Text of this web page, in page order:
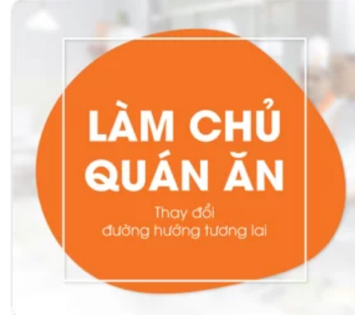
Master Class
Bếp Gia Đình
Học Nấu Ăn Mở Quán
Chuyên Đề Bếp Nóng
Khởi Sự Kinh Doanh Ngành F&B
Khởi Sự Kinh Doanh Nhà Hàng
Bí Quyết Kinh Doanh và Vận Hành Mô Hình Ẩm
Video Dạy Nấu Ăn
Pha Chế
Nghiệp Vụ Bar Trưởng
Nghiệp Vụ Bartender Chuyên Nghiệp
Nghiệp Vụ Barista Chuyên Nghiệp
Nghiệp Vụ Flair Bartending Chuyên Nghiệp
Nghiệp Vụ Pha Chế Đặc Biệt
Nghiệp Vụ Quản Lý Bar
Chuyên Gia Cà Phê
Cà Phê Pha Máy